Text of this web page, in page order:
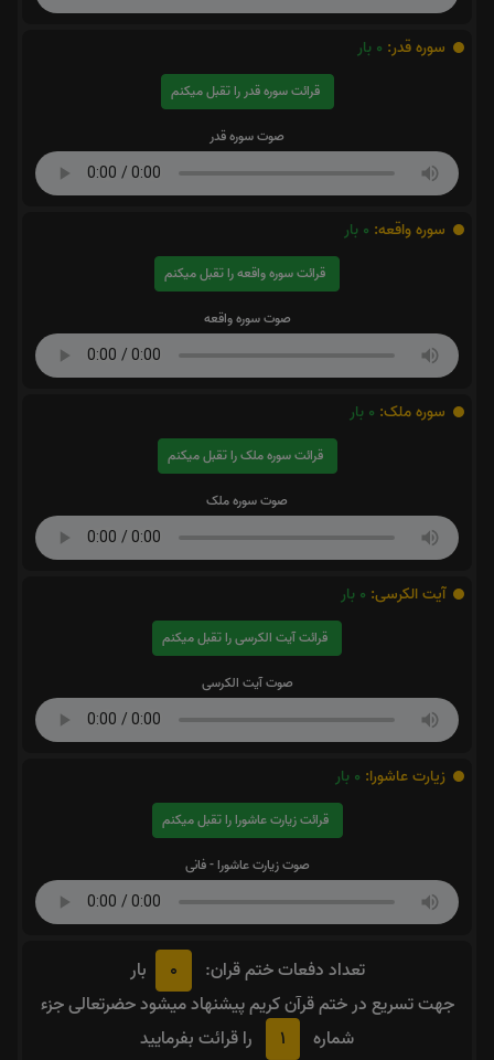
سوره قدر: 0 بار
قرائت سوره قدر را تقبل میکنم
صوت سوره قدر
سوره واقعه: 0 بار
قرائت سوره واقعه را تقبل میکنم
صوت سوره واقعه
سوره ملک: 0 بار
قرائت سوره ملک را تقبل میکنم
صوت سوره ملک
آیت الکرسی: 0 بار
قرائت آیت الکرسی را تقبل میکنم
صوت آیت الکرسی
زیارت عاشورا: 0 بار
قرائت زیارت عاشورا را تقبل میکنم
صوت زیارت عاشورا - فانی
تعداد دفعات ختم قران: 0
بار
جهت تسریع در ختم قرآن کریم پیشنهاد میشود حضرتعالی جزء
شماره
1 را قرائت بفرمایید